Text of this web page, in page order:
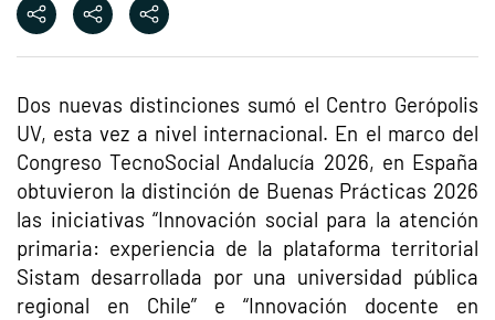
Dos nuevas distinciones sumó el Centro Gerópolis
UV, esta vez a nivel internacional. En el marco del
Congreso TecnoSocial Andalucía 2026, en España
obtuvieron la distinción de Buenas Prácticas 2026
las iniciativas “Innovación social para la atención
primaria: experiencia de la plataforma territorial
Sistam desarrollada por una universidad pública
regional en Chile” e “Innovación docente en